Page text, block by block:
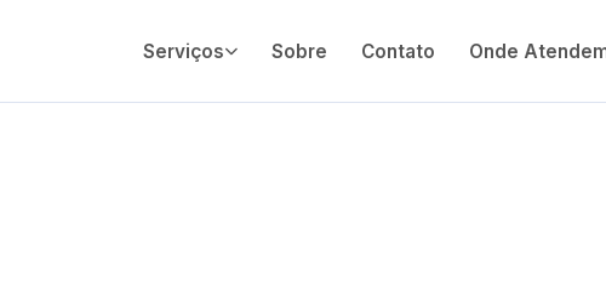
Serviços Sobre Contato Onde